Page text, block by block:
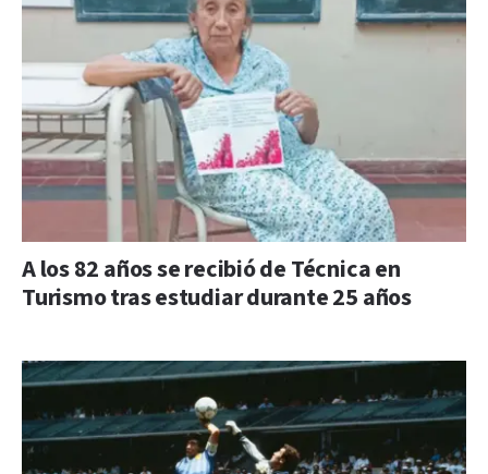
A los 82 años se recibió de Técnica en
Turismo tras estudiar durante 25 años